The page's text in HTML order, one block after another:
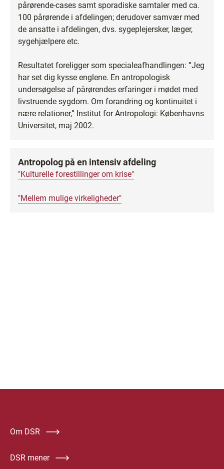
pårørende-cases samt sporadiske samtaler med ca.
100 pårørende i afdelingen; derudover samvær med
de ansatte i afdelingen, dvs. sygeplejersker, læger,
sygehjælpere etc.
Resultatet foreligger som specialeafhandlingen: ”Jeg
har set dig kysse englene. En antropologisk
undersøgelse af pårørendes erfaringer i mødet med
livstruende sygdom. Om forandring og kontinuitet i
nære relationer,” Institut for Antropologi: Københavns
Universitet, maj 2002.
Antropolog på en intensiv afdeling
"Kulturelle forestillinger om krise"
"Mellem mulige virkeligheder"
Om DSR
DSR mener